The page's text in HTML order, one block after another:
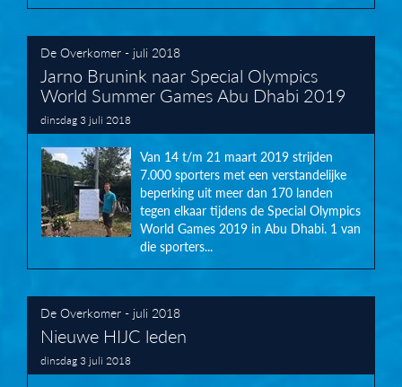
De Overkomer - juli 2018
Jarno Brunink naar Special Olympics
World Summer Games Abu Dhabi 2019
dinsdag 3 juli 2018
Van 14 t/m 21 maart 2019 strijden
7.000 sporters met een verstandelijke
beperking uit meer dan 170 landen
tegen elkaar tijdens de Special Olympics
World Games 2019 in Abu Dhabi. 1 van
die sporters...
De Overkomer - juli 2018
Nieuwe HIJC leden
dinsdag 3 juli 2018